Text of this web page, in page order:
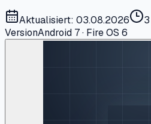
Aktualisiert: 03.08.2026
VersionAndroid 7 · Fire OS 6